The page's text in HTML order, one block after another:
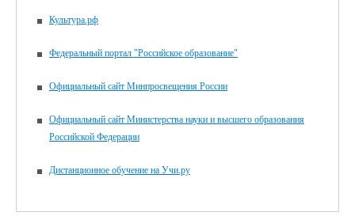
Культура.рф
Федеральный портал "Российское образование"
Официальный сайт Минпросвещения России
Официальный сайт Министерства науки и высшего образования
Российской Федерации
Дистанционное обучение на Учи.ру